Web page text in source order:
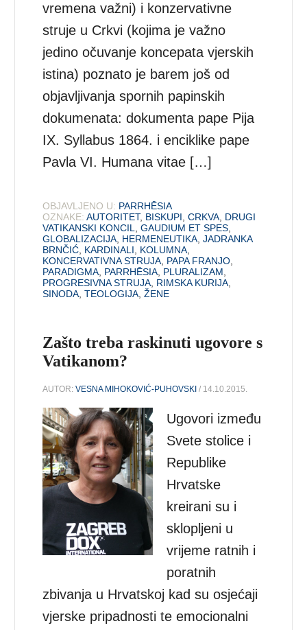
vremena važni) i konzervativne
struje u Crkvi (kojima je važno
jedino očuvanje koncepata vjerskih
istina) poznato je barem još od
objavljivanja spornih papinskih
dokumenata: dokumenta pape Pija
IX. Syllabus 1864. i enciklike pape
Pavla VI. Humana vitae […]
OBJAVLJENO U: PARRHĒSIA
OZNAKE: AUTORITET, BISKUPI ,CRKVA DRUGI
VATIKANSKI KONCIL
,GAUDIUM ET SPES
GLOBALIZACIJA HERMENEUTIKA ,JADRANKA
BRNČIĆ KARDINALI KOLUMNA
KONCERVATIVNA STRUJA PAPA FRANJO
PARADIGMA PARRHĒSIA PLURALIZAM
PROGRESIVNA STRUJA RIMSKA KURIJA
SINODA ,TEOLOGIJA ,ŽENE
Zašto treba raskinuti ugovore s
Vatikanom?
AUTOR:VESNA MIHOKOVIĆ-PUHOVSKI / 14.10.2015.
Ugovori između
Svete stolice i
Republike
Hrvatske
kreirani su i
sklopljeni u
vrijeme ratnih i
poratnih
zbivanja u Hrvatskoj kad su osjećaji
vjerske pripadnosti te emocionalni